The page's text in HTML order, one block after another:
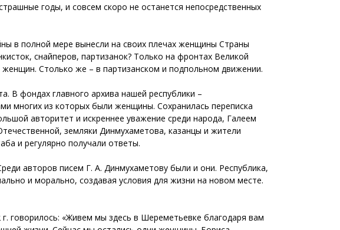
годы, и совсем скоро не останется непосредственных
в полной мере вынесли на своих плечах женщины Страны
снайперов, партизанок? Только на фронтах Великой
Столько же – в партизанском и подпольном движении.
фондах главного архива нашей республики –
многих из которых были женщины. Сохранилась переписка
авторитет и искреннее уважение среди народа, Галеем
земляки Динмухаметова, казанцы и жители
и регулярно получали ответы.
авторов писем Г. А. Динмухаметову были и они. Республика,
и морально, создавая условия для жизни на новом месте.
говорилось: «Живем мы здесь в Шереметьевке благодаря вам